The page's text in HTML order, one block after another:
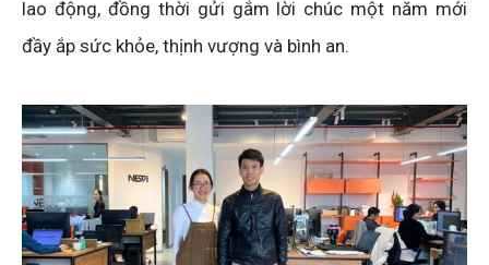
lao động, đồng thời gửi gắm lời chúc một năm mới
đầy ắp sức khỏe, thịnh vượng và bình an.